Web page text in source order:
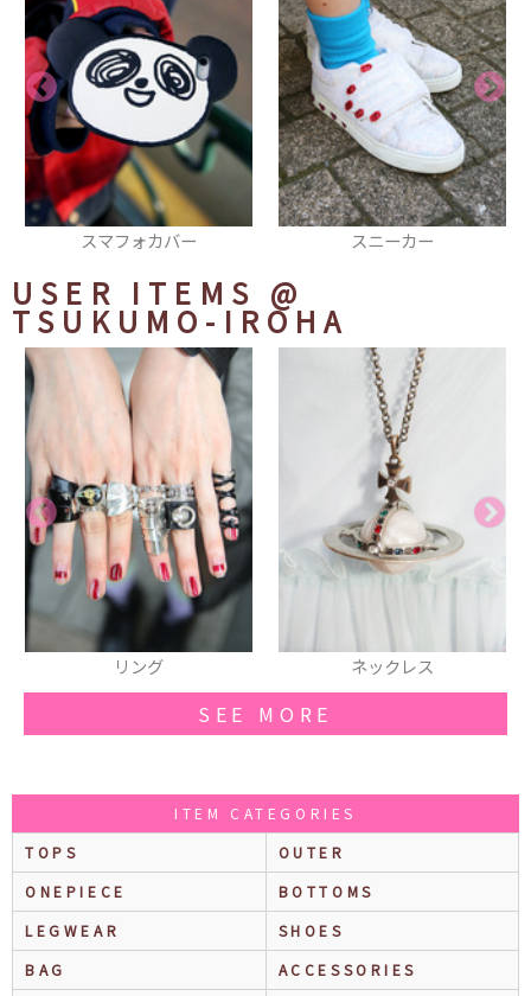
スニーカー サングラス
USER ITEMS @
TSUKUMO-IROHA
ネックレス ブーツ
SEE MORE
ITEM CATEGORIES
TOPS
OUTER
ONEPIECE
BOTTOMS
LEGWEAR
SHOES
BAG
ACCESSORIES